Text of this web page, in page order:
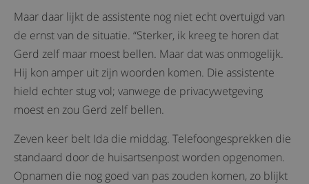
Maar daar lijkt de assistente nog niet echt overtuigd van
de ernst van de situatie. “Sterker, ik kreeg te horen dat
Gerd zelf maar moest bellen. Maar dat was onmogelijk.
Hij kon amper uit zijn woorden komen. Die assistente
hield echter stug vol; vanwege de privacywetgeving
moest en zou Gerd zelf bellen.
Zeven keer belt Ida die middag. Telefoongesprekken die
standaard door de huisartsenpost worden opgenomen.
Opnamen die nog goed van pas zouden komen, zo blijkt